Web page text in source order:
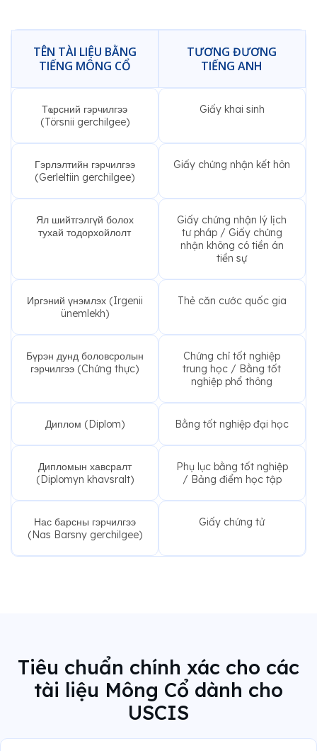
TÊN TÀI LIỆU BẰNG
TIẾNG MÔNG CỔ
TƯƠNG ĐƯƠNG
TIẾNG ANH
Тҩрсний гэрчилгээ
(Törsnii gerchilgee)
Giấy khai sinh
Гэрлэлтийн гэрчилгээ
(Gerleltiin gerchilgee)
Giấy chứng nhận kết hôn
Ял шийтгэлгүй болох
тухай тодорхойлолт
Giấy chứng nhận lý lịch
tư pháp / Giấy chứng
nhận không có tiền án
tiền sự
Иргэний үнэмлэх (Irgenii
ünemlekh)
Thẻ căn cước quốc gia
Бүрэн дунд боловсролын
гэрчилгээ (Chứng thực)
Chứng chỉ tốt nghiệp
trung học / Bằng tốt
nghiệp phổ thông
Диплом (Diplom) Bằng tốt nghiệp đại học
Дипломын хавсралт
(Diplomyn khavsralt)
Phụ lục bằng tốt nghiệp
/ Bảng điểm học tập
Нас барсны гэрчилгээ
(Nas Barsny gerchilgee)
Giấy chứng tử
Tiêu chuẩn chính xác cho các
tài liệu Mông Cổ dành cho
USCIS